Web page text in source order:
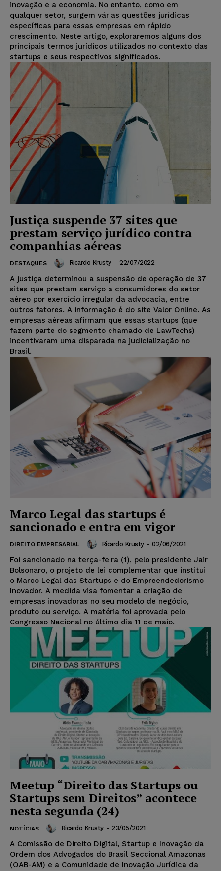
inovação e a economia. No entanto, como em
qualquer setor, surgem várias questões jurídicas
específicas para essas empresas em rápido
crescimento. Neste artigo, exploraremos alguns dos
principais termos jurídicos utilizados no contexto das
startups e seus respectivos significados.
Justiça suspende 37 sites que
prestam serviço jurídico contra
companhias aéreas
DESTAQUES Ricardo Krusty - 22/07/2022
A justiça determinou a suspensão de operação de 37
sites que prestam serviço a consumidores do setor
aéreo por exercício irregular da advocacia, entre
outros fatores. A informação é do site Valor Online. As
empresas aéreas afirmam que essas startups (que
fazem parte do segmento chamado de LawTechs)
incentivaram uma disparada na judicialização no
Brasil.
Marco Legal das startups é
sancionado e entra em vigor
DIREITO EMPRESARIAL Ricardo Krusty - 02/06/2021
Foi sancionado na terça-feira (1), pelo presidente Jair
Bolsonaro, o projeto de lei complementar que institui
o Marco Legal das Startups e do Empreendedorismo
Inovador. A medida visa fomentar a criação de
empresas inovadoras no seu modelo de negócio,
produto ou serviço. A matéria foi aprovada pelo
Congresso Nacional no último dia 11 de maio.
Meetup “Direito das Startups ou
Startups sem Direitos” acontece
nesta segunda (24)
NOTÍCIAS Ricardo Krusty - 23/05/2021
A Comissão de Direito Digital, Startup e Inovação da
Ordem dos Advogados do Brasil Seccional Amazonas
(OAB-AM) e a Comunidade de Inovação Jurídica da